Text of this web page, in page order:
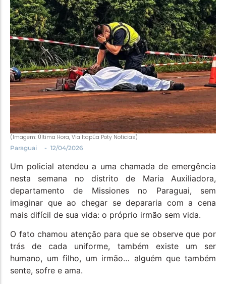
Saúde e Bem-Estar
(Imagem: Última Hora, Via Itapúa Poty Noticias)
Paraguai
- 12/04/2026
Um policial atendeu a uma chamada de emergência
nesta semana no distrito de Maria Auxiliadora,
departamento de Missiones no Paraguai, sem
imaginar que ao chegar se depararia com a cena
mais difícil de sua vida: o próprio irmão sem vida.
O fato chamou atenção para que se observe que por
trás de cada uniforme, também existe um ser
humano, um filho, um irmão… alguém que também
sente, sofre e ama.